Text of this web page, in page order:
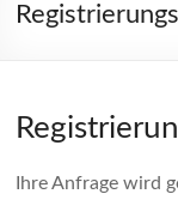
Ihre Anfrage wird